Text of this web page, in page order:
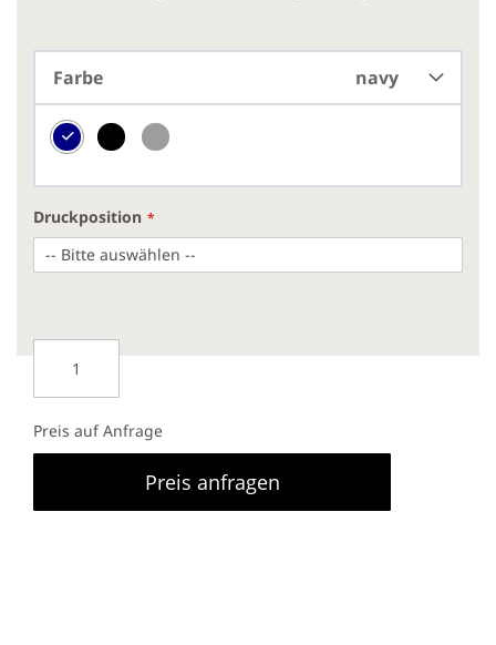
Farbe navy
Druckposition
Preis auf Anfrage
Preis anfragen